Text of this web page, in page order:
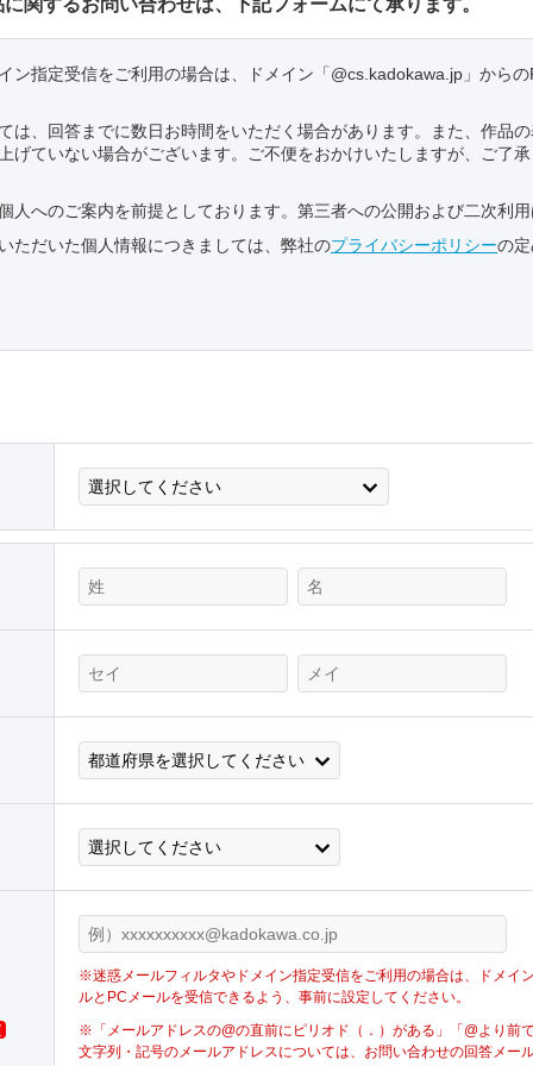
ン指定受信をご利用の場合は、ドメイン「@cs.kadokawa.jp」から
は、回答までに数日お時間をいただく場合があります。また、作品
げていない場合がございます。ご不便をおかけいたしますが、ご了
人へのご案内を前提としております。第三者への公開および二次利
ただいた個人情報につきましては、弊社のプライバシーポリシーの
※迷惑メールフィルタやドメイン指定受信をご利用の場合は、ドメイ
ルとPCメールを受信できるよう、事前に設定してください。
※「メールアドレスの@の直前にピリオド（．）がある」「@より前
文字列・記号のメールアドレスについては、お問い合わせの回答メー